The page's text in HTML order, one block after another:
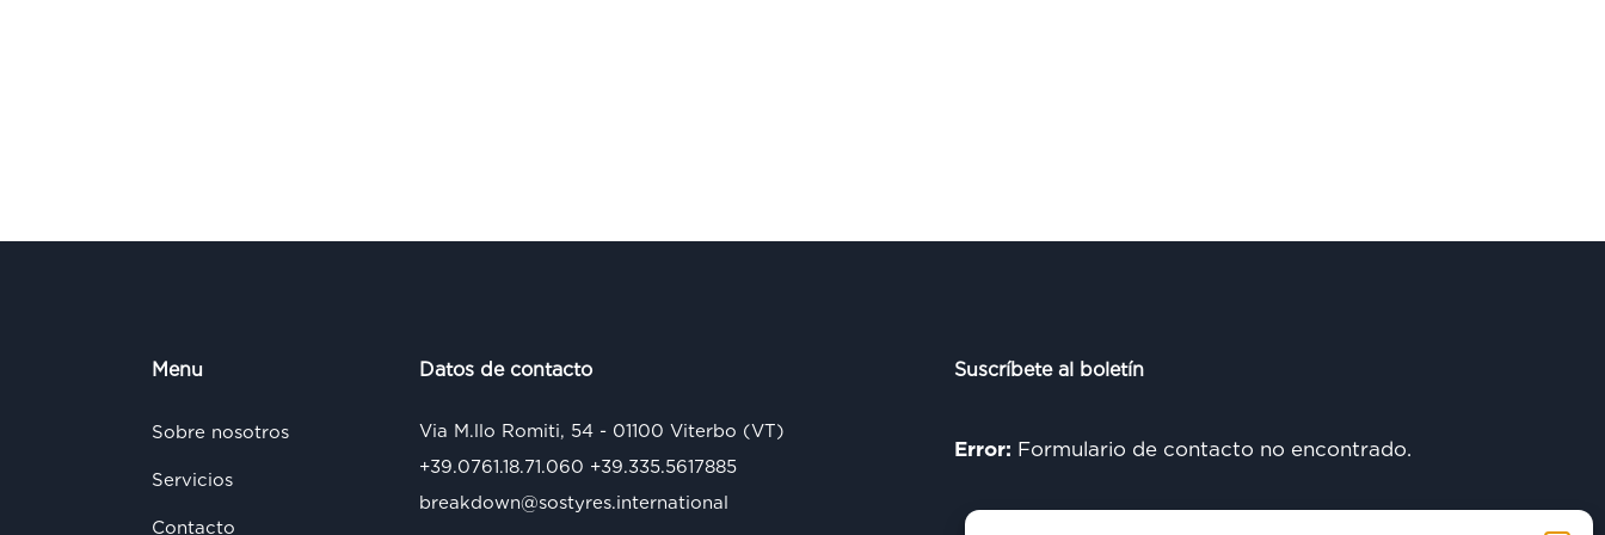
Menu
Sobre nosotros
Servicios
Contacto
Datos de contacto
Via M.llo Romiti, 54 - 01100 Viterbo (VT)
+39.0761.18.71.060 +39.335.5617885
breakdown@sostyres.international
Suscríbete al boletín
Error: Formulario de contacto no encontrado.